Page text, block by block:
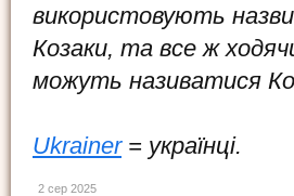
використовують назви
Козаки, та все ж
можуть називатися
Ukrainer= українці.
2 сер 2025